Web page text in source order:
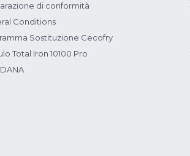
di conformità
Conditions
Sostituzione Cecofry
Total Iron 10100 Pro